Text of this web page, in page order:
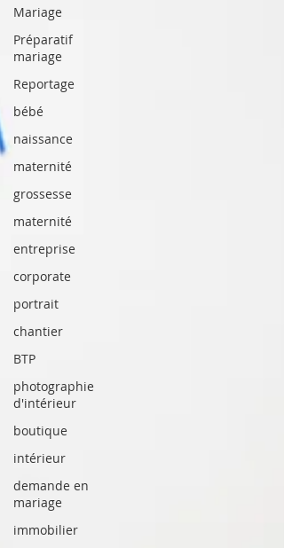
Mariage
Préparatif
mariage
Reportage
bébé
naissance
maternité
grossesse
maternité
entreprise
corporate
portrait
chantier
BTP
photographie
d'intérieur
boutique
intérieur
demande en
mariage
immobilier